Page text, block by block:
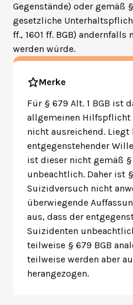
Gegenstände) oder gemäß
gesetzliche
ff., 1601 ff. BGB)
werden würde.
Merke
Für § 679 Alt. 1 BGB ist
allgemeinen Hilfspflicht
nicht ausreichend. Liegt
entgegenstehender
ist dieser nicht gemäß §
unbeachtlich. Daher ist
Suizidversuch nicht
überwiegende
aus, dass der
Suizidenten
teilweise § 679 BGB
teilweise werden aber
herangezogen.